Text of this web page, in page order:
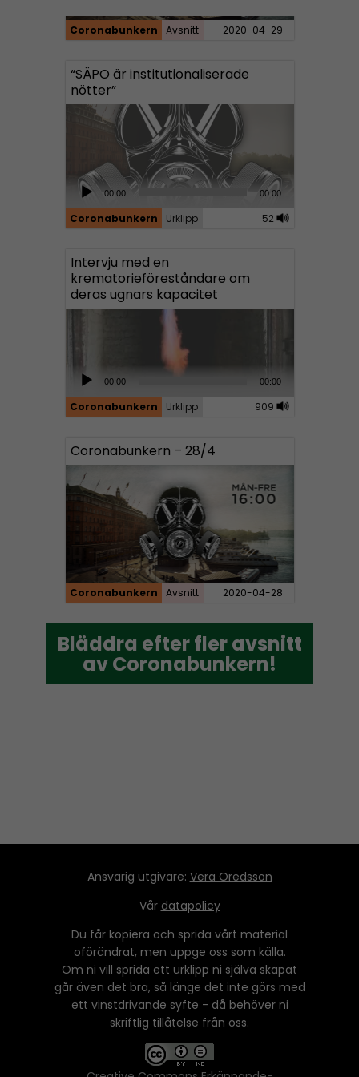
r
Coronabunkern Avsnitt 2020-04-29
“SÄPO är institutionaliserade
nötter”
A
u
d
o
P
l
00:00 00:00
Coronabunkern Urklipp 52
Intervju med en
krematorieföreståndare om
deras ugnars kapacitet
A
u
d
o
r
00:00 00:00
Coronabunkern Urklipp 909
Coronabunkern – 28/4
Coronabunkern Avsnitt 2020-04-28
Bläddra efter fler avsnitt
av Coronabunkern!
Bläddra efter fler avsnitt
av Coronabunkern!
Ansvarig utgivare: Vera Oredsson
Vår datapolicy
Du får kopiera och sprida vårt material
oförändrat, men uppge oss som källa.
Om ni vill sprida ett urklipp ni själva skapat
går även det bra, så länge det inte görs med
ett vinstdrivande syfte - då behöver ni
skriftlig tillåtelse från oss.